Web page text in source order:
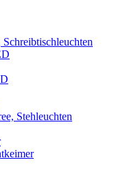
Stehleuchten